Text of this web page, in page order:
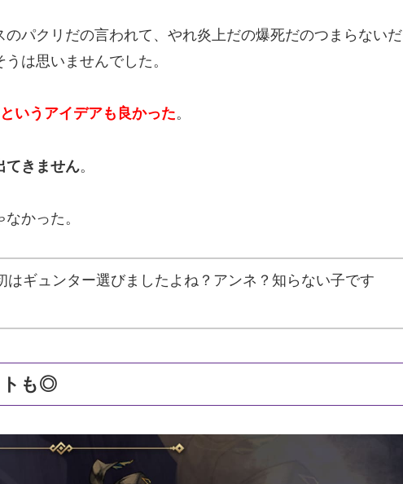
パクリだの言われて、やれ炎上だの爆死だのつまらないだ
は思いませんでした。
いうアイデアも良かった。
てきません。
かった。
はギュンター選びましたよね？アンネ？知らない子です
トも◎